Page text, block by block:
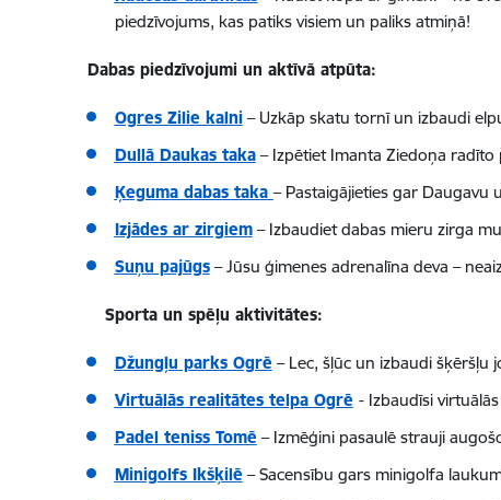
piedzīvojums, kas patiks visiem un paliks atmiņā!
Dabas piedzīvojumi un aktīvā atpūta:
Ogres Zilie kalni– Uzkāp skatu tornī un izbaudi
Dullā Daukas taka– Izpētiet Imanta Ziedoņa radīto
Ķeguma dabas taka – Pastaigājieties gar Daugavu
Izjādes ar zirgiem– Izbaudiet dabas mieru zirga
Suņu pajūgs– Jūsu ģimenes adrenalīna deva –
Sporta un spēļu aktivitātes:
Džungļu parks Ogrē– Lec, šļūc un izbaudi šķēršļu
Virtuālās realitātes telpa Ogrē - Izbaudīsi
Padel teniss Tomē– Izmēģini pasaulē strauji
Minigolfs Ikšķilē– Sacensību gars minigolfa